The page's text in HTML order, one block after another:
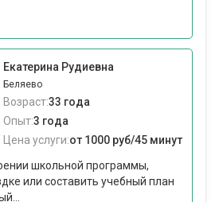
Екатерина Рудиевна
Беляево
Возраст:33 года
Опыт:3 года
Цена услуги:от 1000 руб/45 минут
школьной программы,
или составить учебный план